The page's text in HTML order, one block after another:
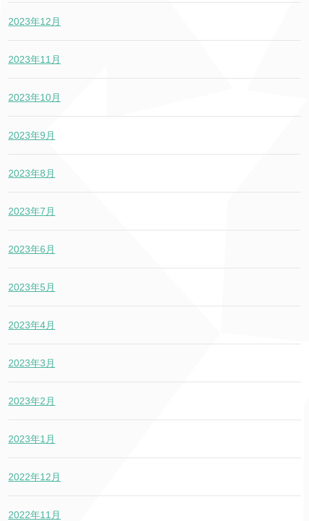
2023年12月
2023年11月
2023年10月
2023年9月
2023年8月
2023年7月
2023年6月
2023年5月
2023年4月
2023年3月
2023年2月
2023年1月
2022年12月
2022年11月